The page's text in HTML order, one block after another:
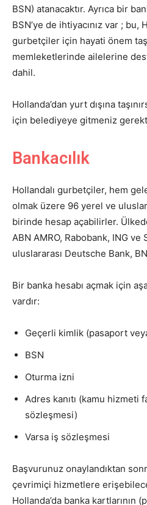
BSN) atanacaktır. Ayrıca bir
BSN’ye de ihtiyacınız var ; bu,
gurbetçiler için hayati önem
memleketlerinde ailelerine
dahil.
Hollanda’dan yurt dışına
için belediyeye gitmeniz
Bankacılık
Hollandalı gurbetçiler, hem
olmak üzere 96 yerel ve
birinde hesap açabilirler.
ABN AMRO, Rabobank, ING ve
uluslararası Deutsche Bank,
Bir banka hesabı açmak için
vardır:
Geçerli kimlik (pasaport
BSN
Oturma izni
Adres kanıtı (kamu hizmeti
sözleşmesi)
Varsa iş sözleşmesi
Başvurunuz onaylandıktan
çevrimiçi hizmetlere
Hollanda’da banka kartlarının